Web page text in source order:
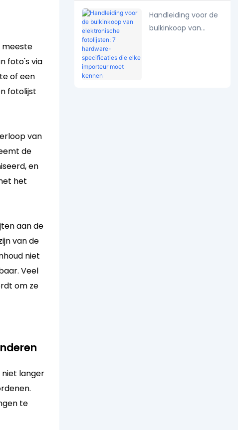
meeste
foto's via
of een
fotolijst
van
de
en
het
aan de
van de
niet
Veel
om ze
niet langer
te
Handleiding voor de
bulkinkoop van